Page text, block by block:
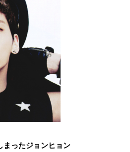
まったジョンヒョン